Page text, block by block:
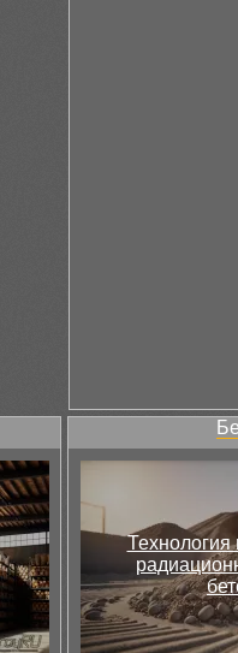
Технология